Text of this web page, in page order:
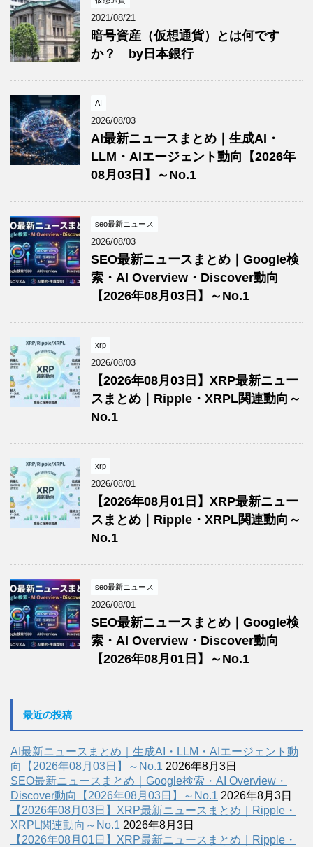
2021/08/21
暗号資産（仮想通貨）とは何です
か？ by日本銀行
AI
2026/08/03
AI最新ニュースまとめ｜生成AI・
LLM・AIエージェント動向【2026年
08月03日】～No.1
seo最新ニュース
2026/08/03
SEO最新ニュースまとめ｜Google検
索・AI Overview・Discover動向
【2026年08月03日】～No.1
xrp
2026/08/03
【2026年08月03日】XRP最新ニュー
スまとめ｜Ripple・XRPL関連動向～
No.1
xrp
2026/08/01
【2026年08月01日】XRP最新ニュー
スまとめ｜Ripple・XRPL関連動向～
No.1
seo最新ニュース
2026/08/01
SEO最新ニュースまとめ｜Google検
索・AI Overview・Discover動向
【2026年08月01日】～No.1
最近の投稿
AI最新ニュースまとめ｜生成AI・LLM・AIエージェント動
向【2026年08月03日】～No.1 2026年8月3日
SEO最新ニュースまとめ｜Google検索・AI Overview・
Discover動向【2026年08月03日】～No.1 2026年8月3日
【2026年08月03日】XRP最新ニュースまとめ｜Ripple・
XRPL関連動向～No.1 2026年8月3日
【2026年08月01日】XRP最新ニュースまとめ｜Ripple・